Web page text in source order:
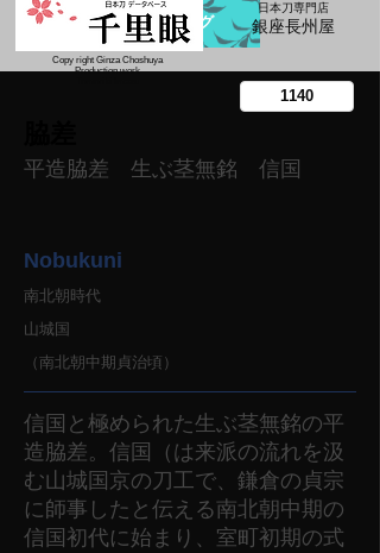
ブログ
日本刀専門店
​銀座長州屋
Copy right Ginza Choshuya
Production work
平造脇差 生ぶ茎無銘 信国
Nobukuni
南北朝時代
山城国
（南北朝中期貞治頃）
信国と極められた生ぶ茎無銘の平
造脇差。信国（は来派の流れを汲
む山城国京の刀工で、鎌倉の貞宗
に師事したと伝える南北朝中期の
信国初代に始まり、室町初期の式